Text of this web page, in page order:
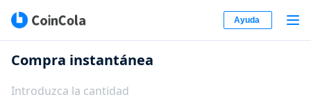
Ayuda
Compra instantánea
Introduzca la cantidad